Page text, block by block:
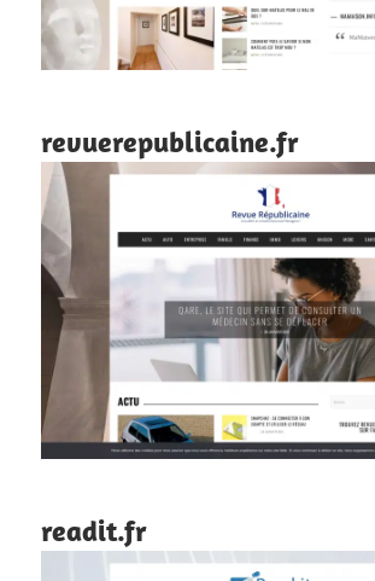
revuerepublicaine.fr
readit.fr